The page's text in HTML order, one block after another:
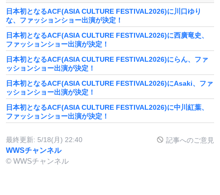
日本初となるACF(ASIA CULTURE FESTIVAL2026)に川口ゆり
な、ファッションショー出演が決定！
日本初となるACF(ASIA CULTURE FESTIVAL2026)に西廣竜史、
ファッションショー出演が決定！
日本初となるACF(ASIA CULTURE FESTIVAL2026)にらん、ファ
ッションショー出演が決定！
日本初となるACF(ASIA CULTURE FESTIVAL2026)にAsaki、ファ
ッションショー出演が決定！
日本初となるACF(ASIA CULTURE FESTIVAL2026)に中川紅葉、
ファッションショー出演が決定！
最終更新: 5/18(月) 22:40 記事へのご意見
WWSチャンネル
© WWSチャンネル